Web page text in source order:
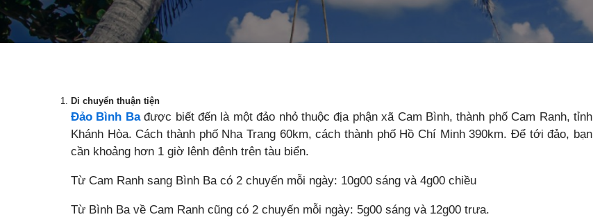
Di chuyển thuận tiện
Đảo Bình Bađược biết đến là một đảo nhỏ thuộc địa phận xã Cam Bình, thành phố Cam Ranh, tỉnh
Khánh Hòa. Cách thành phố Nha Trang 60km, cách thành phố Hồ Chí Minh 390km. Để tới đảo, bạn
cần khoảng hơn 1 giờ lênh đênh trên tàu biển.
Từ Cam Ranh sang Bình Ba có 2 chuyến mỗi ngày: 10g00 sáng và 4g00 chiều
Từ Bình Ba về Cam Ranh cũng có 2 chuyến mỗi ngày: 5g00 sáng và 12g00 trưa.